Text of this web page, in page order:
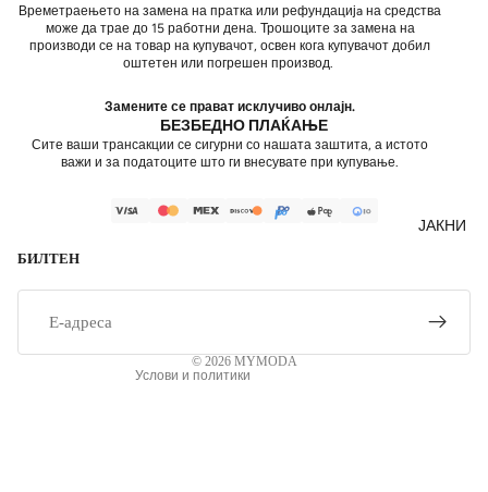
ЈАКНИ
Времетраењето на замена на пратка или рефундацијa на средства
може да трае до 15 работни дена. Трошоците за замена на
производи се на товар на купувачот, освен кога купувачот добил
оштетен или погрешен производ.
Замените се прават исклучиво онлајн.
БЕЗБЕДНО ПЛАЌАЊЕ
Сите ваши трансакции се сигурни со нашата заштита, а истото
важи и за податоците што ги внесувате при купување.
БИЛТЕН
пошта
© 2026 MYMODA
Услови и политики